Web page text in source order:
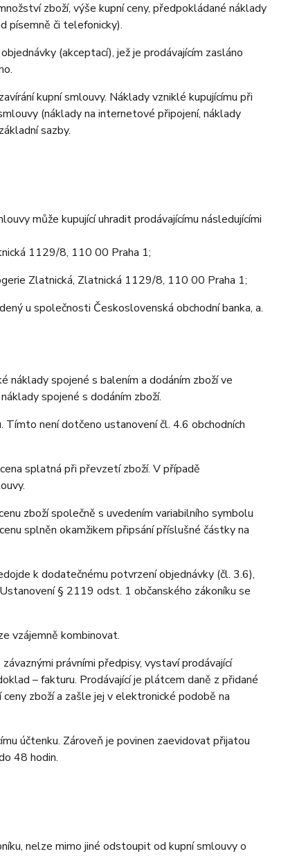
zboží, výše kupní ceny, předpokládané náklady
písemně či telefonicky).
(akceptací), jež je prodávajícím zasláno
kupní smlouvy. Náklady vzniklé kupujícímu při
(náklady na internetové připojení, náklady
sazby.
může kupující uhradit prodávajícímu následujícími
1129/8, 110 00 Praha 1;
Zlatnická, Zlatnická 1129/8, 110 00 Praha 1;
u společnosti Československá obchodní banka, a.
spojené s balením a dodáním zboží ve
spojené s dodáním zboží.
není dotčeno ustanovení čl. 4.6 obchodních
splatná při převzetí zboží. V případě
zboží společně s uvedením variabilního symbolu
splněn okamžikem připsání příslušné částky na
k dodatečnému potvrzení objednávky (čl. 3.6),
§ 2119 odst. 1 občanského zákoníku se
vzájemně kombinovat.
právními předpisy, vystaví prodávající
– fakturu. Prodávající je plátcem daně z přidané
zboží a zašle jej v elektronické podobě na
účtenku. Zároveň je povinen zaevidovat přijatou
48 hodin.
nelze mimo jiné odstoupit od kupní smlouvy o